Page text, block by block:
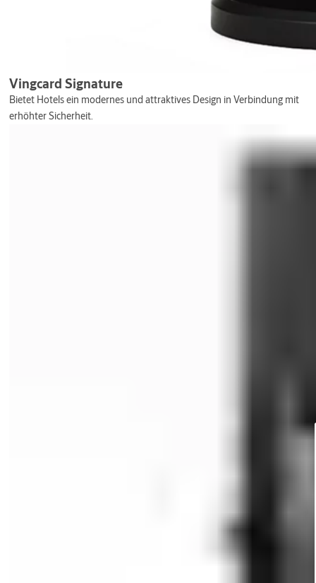
Vingcard Signature
Bietet Hotels ein modernes und attraktives Design in Verbindung mit
erhöhter Sicherheit.